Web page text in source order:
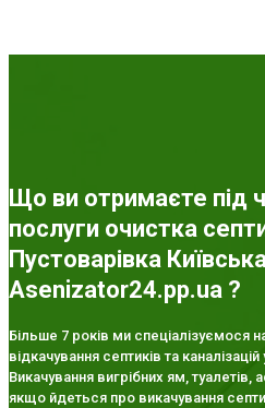
Що ви отримаєте під
послуги очистка
Пустоварівка
Asenizator24.pp.ua ?
Більше 7 років ми спеціалізуємося
відкачування септиків та
Викачування вигрібних ям, туалетів,
якщо йдеться про викачування